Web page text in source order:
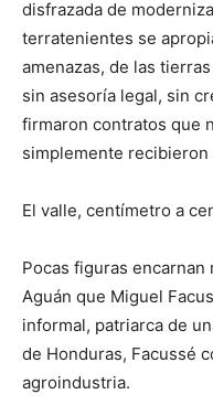
disfrazada de
terratenientes se
amenazas, de las
sin asesoría legal, sin
firmaron contratos que
simplemente recibieron
El valle, centímetro a
Pocas figuras
Aguán que Miguel
informal, patriarca de
de Honduras, Facussé
agroindustria.